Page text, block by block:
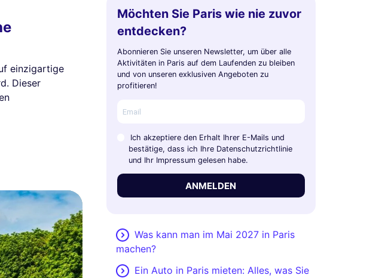
einzigartige
Dieser
Möchten Sie Paris wie nie zuvor
entdecken?
Abonnieren Sie unseren Newsletter, um über alle
Aktivitäten in Paris auf dem Laufenden zu bleiben
und von unseren exklusiven Angeboten zu
profitieren!
Ich akzeptiere den Erhalt Ihrer E-Mails und
bestätige, dass ich Ihre Datenschutzrichtlinie
und Ihr Impressum gelesen habe.
ANMELDEN
Was kann man im Mai 2027 in Paris
machen?
Ein Auto in Paris mieten: Alles, was Sie